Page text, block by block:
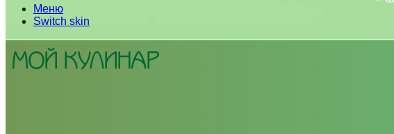
Меню
Switch skin